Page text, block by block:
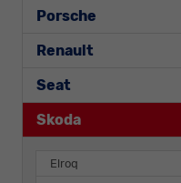
Porsche
Renault
Seat
Skoda
Elroq